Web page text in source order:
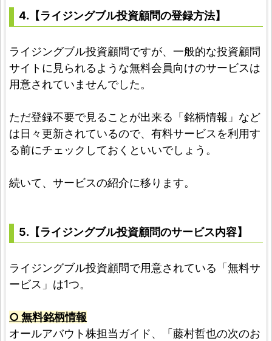
4.【ライジングブル投資顧問の登録方法】
ライジングブル投資顧問ですが、一般的な投資顧問
サイトに見られるような無料会員向けのサービスは
用意されていませんでした。
ただ登録不要で見ることが出来る「銘柄情報」など
は日々更新されているので、有料サービスを利用す
る前にチェックしておくといいでしょう。
続いて、サービスの紹介に移ります。
5.【ライジングブル投資顧問のサービス内容】
ライジングブル投資顧問で用意されている「無料サ
ービス」は1つ。
○ 無料銘柄情報
オールアバウト株担当ガイド、「藤村哲也の次のお